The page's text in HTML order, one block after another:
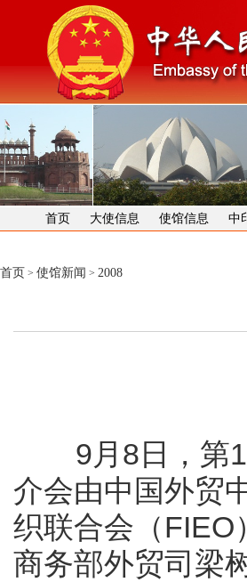
首页 大使信息 使馆信息 中
首页 > 使馆新闻 > 2008
9月8日，第
介会由中国外贸
织联合会（FIEO
商务部外贸司梁